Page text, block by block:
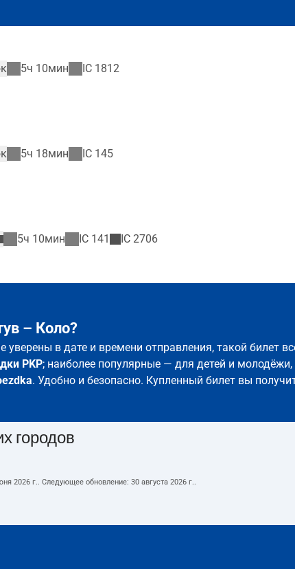
5ч 10мин IC 1812
5ч 18мин IC 145
5ч 10мин IC 141 IC 2706
– Коло?
уверены в дате и времени отправления, такой билет
PKP; наиболее популярные — для детей и молодёжи,
. Удобно и безопасно. Купленный билет вы
городов
2026 г.. Следующее обновление: 30 августа 2026 г..